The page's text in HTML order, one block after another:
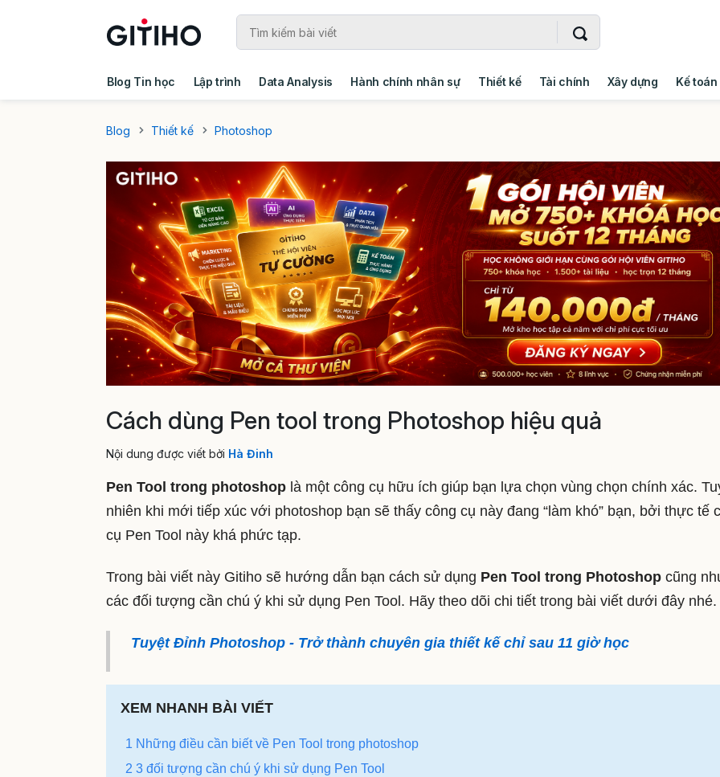
Blog Tin học Lập trình Data Analysis Hành chính nhân sự Thiết kế Tài chính Xây dựng Kế toán
Blog
Thiết kế Photoshop
Cách dùng Pen tool trong Photoshop hiệu quả
Nội dung được viết bởi Hà Đinh
Pen Tool trong photoshop là một công cụ hữu ích giúp bạn lựa chọn vùng chọn chính xác.
nhiên khi mới tiếp xúc với photoshop bạn sẽ thấy công cụ này đang “làm khó” bạn, bởi thực tế
cụ Pen Tool này khá phức tạp.
Trong bài viết này Gitiho sẽ hướng dẫn bạn cách sử dụng Pen Tool trong Photoshop cũng
các đối tượng cần chú ý khi sử dụng Pen Tool. Hãy theo dõi chi tiết trong bài viết dưới đây nhé.
Tuyệt Đỉnh Photoshop - Trở thành chuyên gia thiết kế chỉ sau 11 giờ học
XEM NHANH BÀI VIẾT
1 Những điều cần biết về Pen Tool trong photoshop
2 3 đối tượng cần chú ý khi sử dụng Pen Tool